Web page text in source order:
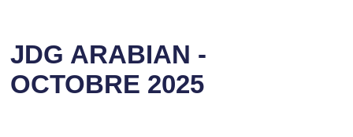
JDG ARABIAN -
OCTOBRE 2025